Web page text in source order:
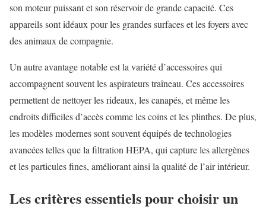
son moteur puissant et son réservoir de grande capacité. Ces
appareils sont idéaux pour les grandes surfaces et les foyers avec
des animaux de compagnie.
Un autre avantage notable est la variété d’accessoires qui
accompagnent souvent les aspirateurs traîneau. Ces accessoires
permettent de nettoyer les rideaux, les canapés, et même les
endroits difficiles d’accès comme les coins et les plinthes. De plus,
les modèles modernes sont souvent équipés de technologies
avancées telles que la filtration HEPA, qui capture les allergènes
et les particules fines, améliorant ainsi la qualité de l’air intérieur.
Les critères essentiels pour choisir un